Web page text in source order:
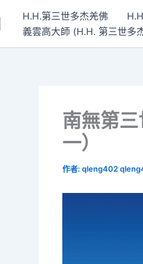
H.H.第三世多杰羌佛
義雲高大師 (H.H. 第三世多
南無第
一）
作者: qleng402